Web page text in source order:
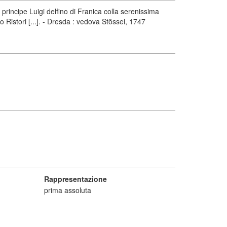
Luigi delfino di Franica colla serenissima
Ristori [...]. - Dresda : vedova Stössel, 1747
Rappresentazione
prima assoluta